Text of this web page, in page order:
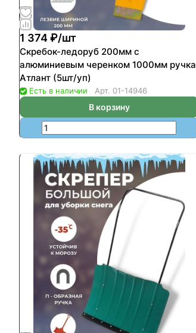
1 374 ₽/шт
Скребок-ледоруб 200мм с
алюминиевым черенком 1000мм ручка
Атлант (5шт/уп)
Есть в наличии Арт. 01-14946
В корзину